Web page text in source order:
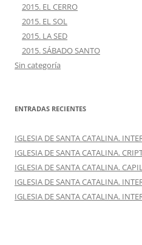
2015. EL CERRO
2015. EL SOL
2015. LA SED
2015. SÁBADO SANTO
Sin categoría
ENTRADAS RECIENTES
IGLESIA DE SANTA CATALINA.
IGLESIA DE SANTA CATALINA.
IGLESIA DE SANTA CATALINA.
IGLESIA DE SANTA CATALINA.
IGLESIA DE SANTA CATALINA.